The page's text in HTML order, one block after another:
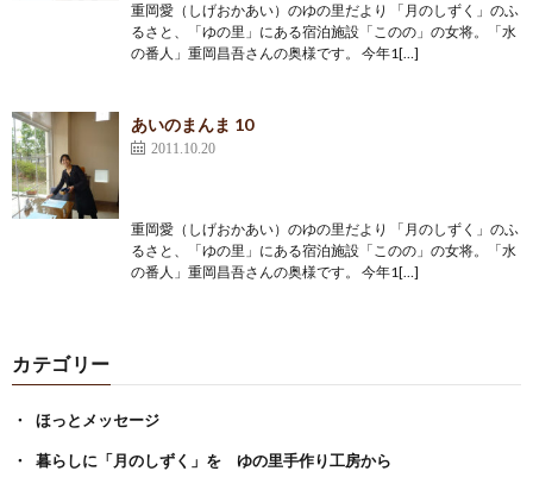
重岡愛（しげおかあい）のゆの里だより 「月のしずく」のふ
るさと、「ゆの里」にある宿泊施設「このの」の女将。「水
の番人」重岡昌吾さんの奥様です。 今年1[…]
あいのまんま 10
2011.10.20
重岡愛（しげおかあい）のゆの里だより 「月のしずく」のふ
るさと、「ゆの里」にある宿泊施設「このの」の女将。「水
の番人」重岡昌吾さんの奥様です。 今年1[…]
カテゴリー
ほっとメッセージ
暮らしに「月のしずく」を ゆの里手作り工房から